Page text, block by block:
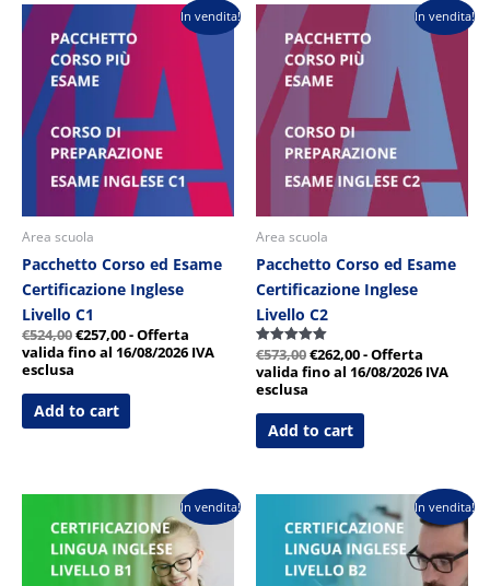
In vendita!
Area scuola
Pacchetto Corso ed Esame
Certificazione Inglese
Livello C1
€524,00
Il
prezzo
originale
era:
€524,00.
€257,00- Offerta
valida fino al 16/08/2026
Il
prezzo
attuale
€257,00.
IVA
esclusa
Add to cart
In vendita!
Area scuola
Pacchetto Corso ed Esame
Certificazione Inglese
Livello C2
Valutato
5.00
su 5
€573,00
prezzo
originale
era:
€573,00.
€262,00- Offerta
valida fino al 16/08/2026
Il
prezzo
attuale
€262,00.
IVA
esclusa
Add to cart
In vendita!
prezzo
originale
era:
€269,00.
Il
prezzo
attuale
è:
€169,00.
In vendita!
prezzo
originale
era:
€405,00.
Il
prezzo
attuale
è:
€222,00.